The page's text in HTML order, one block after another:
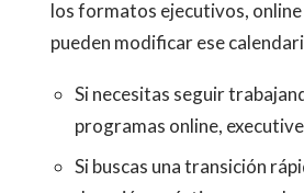
los formatos ejecutivos,
pueden modificar ese
Si necesitas seguir
programas online,
Si buscas una transición